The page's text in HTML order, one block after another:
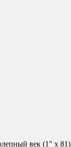
век (1″ х 81)